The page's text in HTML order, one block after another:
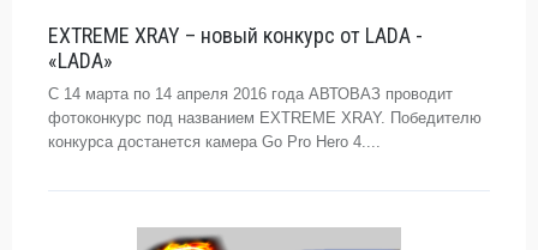
EXTREME XRAY – новый конкурс от LADA -
«LADA»
С 14 марта по 14 апреля 2016 года АВТОВАЗ проводит
фотоконкурс под названием EXTREME XRAY. Победителю
конкурса достанется камера Go Pro Hero 4....